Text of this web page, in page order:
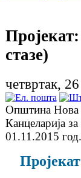
стазе)
четвртак,
Општина
Канцеларија
01.11.2015 год.